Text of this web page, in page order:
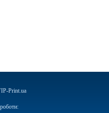
Print.ua